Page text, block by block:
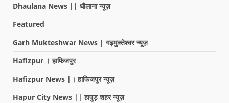
Dhaulana News || धौलाना न्यूज़
Featured
Garh Mukteshwar News | गढ़मुक्तेश्वर न्यूज़
Hafizpur । हाफिजपुर
Hafizpur News |। हाफिजपुर न्यूज़
Hapur City News || हापुड़ शहर न्यूज़